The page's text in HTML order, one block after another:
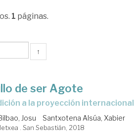
1 páginas.
↑
de ser Agote
a la proyección internacional
Josu Santxotena Alsúa, Xabier
. San Sebastián, 2018